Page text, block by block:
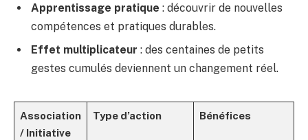
Apprentissage pratique : découvrir de nouvelles
compétences et pratiques durables.
Effet multiplicateur : des centaines de petits
gestes cumulés deviennent un changement réel.
Association
/ Initiative
Type d’action Bénéfices